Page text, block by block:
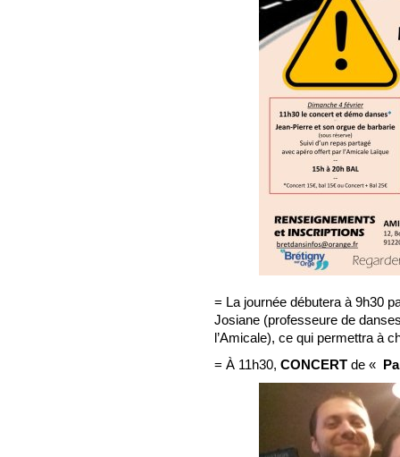
= La journée débutera à 9h30
Josiane (professeure de
l’Amicale), ce qui permettra à
= À 11h30, CONCERT de «